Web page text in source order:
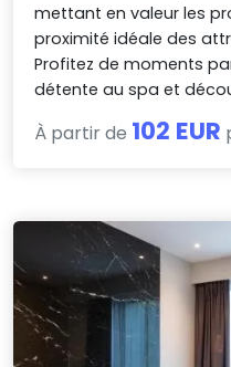
mettant en valeur les
proximité idéale des
Profitez de moments
détente au spa et
À partir de 102 EUR